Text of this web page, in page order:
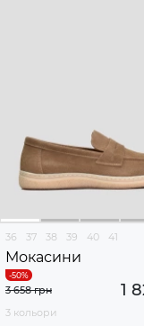
36 37 38 39 40 41
Мокасини
1
3 658 грн
3 кольори